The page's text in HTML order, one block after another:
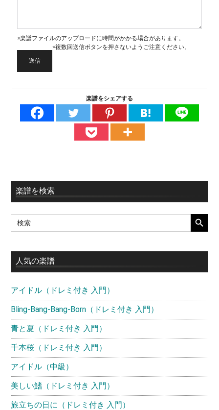
※楽譜ファイルのアップロードに時間がかかる場合があります。
※複数回送信ボタンを押さないようご注意ください。
送信
楽譜をシェアする
最
初
の
イ
ド
バ
ー
楽譜を検索
Search
for:
SEARCH
人気の楽譜
アイドル（ドレミ付き 入門）
Bling-Bang-Bang-Born（ドレミ付き 入門）
青と夏（ドレミ付き 入門）
千本桜（ドレミ付き 入門）
アイドル（中級）
美しい鰭（ドレミ付き 入門）
旅立ちの日に（ドレミ付き 入門）